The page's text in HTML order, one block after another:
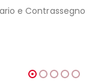
e Contrassegno